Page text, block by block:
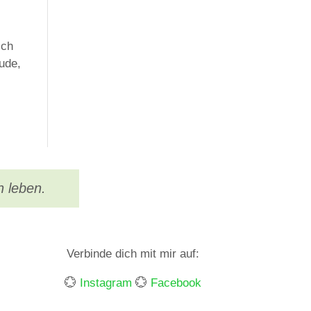
leben.
Verbinde dich mit mir auf:
💮 Instagram 💮 Facebook